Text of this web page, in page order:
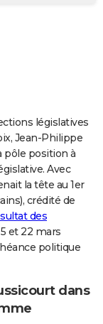
législatives
Jean-Philippe
pôle position à
Avec
la tête au 1er
crédité de
des
et 22 mars
politique
dans